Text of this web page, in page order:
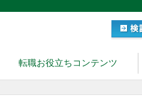
転職お役立ちコンテンツ